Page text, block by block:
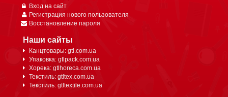
Вход на сайт
Регистрация нового пользователя
Восстановление пароля
Наши сайты
Канцтовары: gtl.com.ua
Упаковка: gtlpack.com.ua
Хорека: gtlhoreca.com.ua
Текстиль: gtltex.com.ua
Текстиль: gtltextile.com.ua